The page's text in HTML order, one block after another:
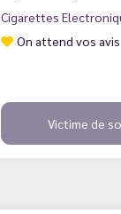
Cigarettes
On attend vos avis
Victime de